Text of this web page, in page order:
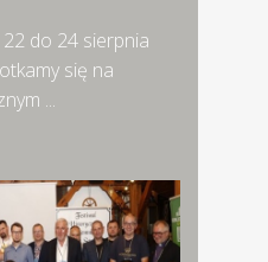
22 do 24 sierpnia
się na
...